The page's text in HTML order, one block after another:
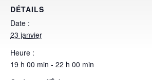
DÉTAILS
Date :
23 janvier
Heure :
19 h 00 min - 22 h 00 min